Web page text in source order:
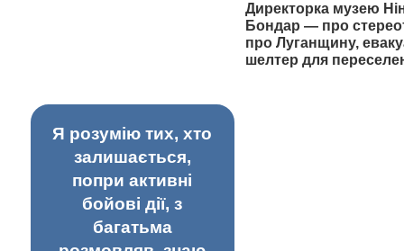
Директорка музею
Бондар — про
про Луганщину,
шелтер для
Я розумію тих, хто
залишається,
попри активні
бойові дії, з
багатьма